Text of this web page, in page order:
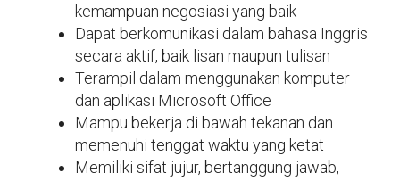
kemampuan negosiasi yang baik
Dapat berkomunikasi dalam bahasa Inggris
secara aktif, baik lisan maupun tulisan
Terampil dalam menggunakan komputer
dan aplikasi Microsoft Office
Mampu bekerja di bawah tekanan dan
memenuhi tenggat waktu yang ketat
Memiliki sifat jujur, bertanggung jawab,